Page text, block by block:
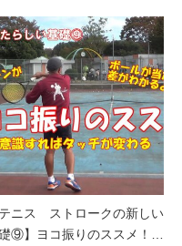
テニス ストロークの新しい
⑨】ヨコ振りのススメ！…